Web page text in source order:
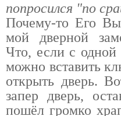
попросился "по
Почему-то Его
мой дверной
Что, если с одной
можно вставить
открыть дверь.
запер дверь,
пошёл громко